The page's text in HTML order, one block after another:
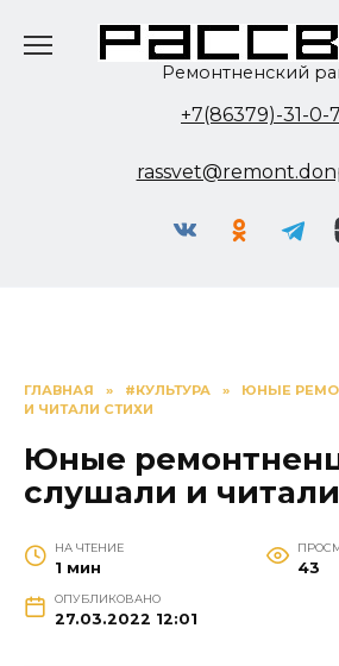
Ремонтненский
+7(86379)-31-0-
ГЛАВНАЯ » #КУЛЬТУРА »
ЮНЫЕ
И ЧИТАЛИ СТИХИ
Юные
слушали и
НА ЧТЕНИЕ
1 мин 43
ОПУБЛИКОВАНО
27.03.2022 12:01